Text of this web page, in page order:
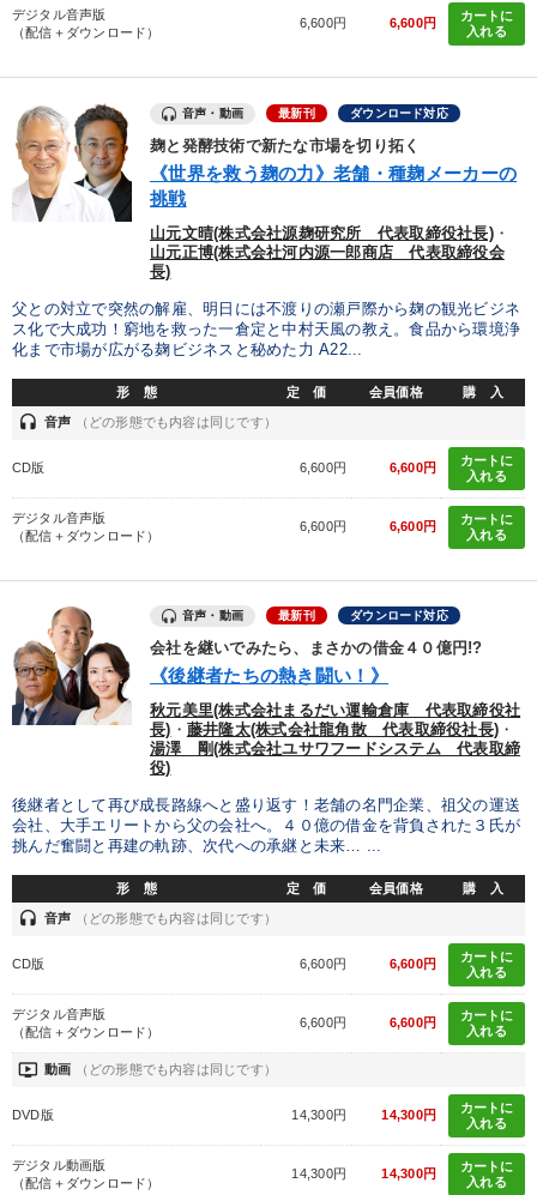
全国経営者セミナー収録〈売れ筋・人気〉音声＆動画20選
最新刊・戦略参謀ChatGPT実戦法と中小企業のDXと講話ご案内
目的別
経営体系を学びたい
組織を強化したい 新事業・新商品づくり
社員研修を行いたい 経営を改善したい
キーワード
中小企業 早分かり 営業力強化 会社数字を学ぶ
繁盛 モチベーション
※「更新」を押すと「カテゴリー」「目的別」「キーワード」を更新いただけます。
local_offer タグから探す refresh 更新する
すべての音声・動画（全2076タイトル）からお探しいただけます
タグ・キーワード
話し方 デジタルマーケティング 健康・ウェルビーイング
資産運用 テレビ・ネットで話題 老舗企業 金融
仕事術・ビジネスハック
デジタル音声版
（配信＋ダウンロード）
6,600円 6,600円
カートに
入れる
音声・動画 最新刊 ダウンロード対応
麹と発酵技術で新たな市場を切り拓く
《世界を救う麹の力》老舗・種麹メーカーの
挑戦
山元文晴(株式会社源麹研究所 代表取締役社長)・
山元正博(株式会社河内源一郎商店 代表取締役会
長)
父との対立で突然の解雇、明日には不渡りの瀬戸際から麹の観光ビジネ
ス化で大成功！窮地を救った一倉定と中村天風の教え。食品から環境浄
化まで市場が広がる麹ビジネスと秘めた力 A22...
形 態 定 価 会員価格 購 入
headset 音声 （どの形態でも内容は同じです）
CD版 6,600円 6,600円
カートに
入れる
デジタル音声版
（配信＋ダウンロード）
6,600円 6,600円
カートに
入れる
音声・動画 最新刊 ダウンロード対応
会社を継いでみたら、まさかの借金４０億円!?
《後継者たちの熱き闘い！》
秋元美里(株式会社まるだい運輸倉庫 代表取締役社
長) ・ 藤井隆太(株式会社龍角散 代表取締役社長) ・
湯澤 剛(株式会社ユサワフードシステム 代表取締
役)
後継者として再び成長路線へと盛り返す！老舗の名門企業、祖父の運送
会社、大手エリートから父の会社へ。４０億の借金を背負された３氏が
挑んだ奮闘と再建の軌跡、次代への承継と未来… ...
形 態 定 価 会員価格 購 入
headset 音声 （どの形態でも内容は同じです）
CD版 6,600円 6,600円
カートに
入れる
デジタル音声版
（配信＋ダウンロード）
6,600円 6,600円
カートに
入れる
ondemand_video 動画 （どの形態でも内容は同じです）
DVD版 14,300円 14,300円
カートに
入れる
デジタル動画版
（配信＋ダウンロード）
14,300円 14,300円
カートに
入れる